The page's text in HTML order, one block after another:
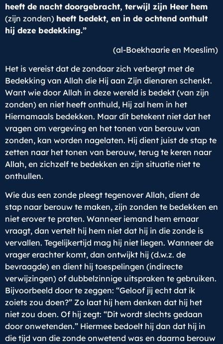
heeft de nacht doorgebracht, terwijl zijn Heer hem
(zijn zonden) heeft bedekt, en in de ochtend onthult
hij deze bedekking.”
(al-Boekhaarie en Moeslim)
Het is vereist dat de zondaar zich verbergt met de
Bedekking van Allah die Hij aan Zijn dienaren schenkt.
Want wie door Allah in deze wereld is bedekt (van zijn
zonden) en niet heeft onthuld, Hij zal hem in het
Hiernamaals bedekken. Maar dit betekent niet dat het
vragen om vergeving en het tonen van berouw van
zonden, kan worden nagelaten. Hij dient juist de stap te
zetten naar het tonen van berouw, terug te keren naar
Allah, en zichzelf te bedekken en zijn situatie niet te
onthullen.
Wie dus een zonde pleegt tegenover Allah, dient de
stap naar berouw te maken, zijn zonden te bedekken en
niet erover te praten. Wanneer iemand hem ernaar
vraagt, dan vertelt hij hem niet dat hij in die zonde is
vervallen. Tegelijkertijd mag hij niet liegen. Wanneer de
vrager erachter komt, dan ontwijkt hij (d.w.z. de
bevraagde) en dient hij toespelingen (indirecte
verwijzingen) of dubbelzinnige uitspraken te gebruiken.
Bijvoorbeeld door te zeggen: “Geloof jij echt dat ik
zoiets zou doen?” Zo laat hij hem denken dat hij het
niet zou doen. Of hij zegt: “Dit wordt slechts gedaan
door onwetenden.” Hiermee bedoelt hij dan dat hij in
die tijd van die zonde onwetend was en daarna berouw